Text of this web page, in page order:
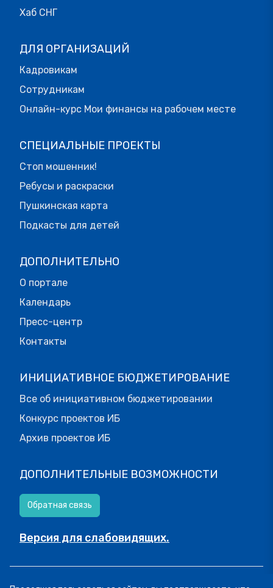
Хаб СНГ
ДЛЯ ОРГАНИЗАЦИЙ
Кадровикам
Сотрудникам
Онлайн-курс Мои финансы на рабочем месте
СПЕЦИАЛЬНЫЕ ПРОЕКТЫ
Стоп мошенник!
Ребусы и раскраски
Пушкинская карта
Подкасты для детей
ДОПОЛНИТЕЛЬНО
О портале
Календарь
Пресс-центр
Контакты
ИНИЦИАТИВНОЕ БЮДЖЕТИРОВАНИЕ
Все об инициативном бюджетировании
Конкурс проектов ИБ
Архив проектов ИБ
ДОПОЛНИТЕЛЬНЫЕ ВОЗМОЖНОСТИ
Обратная связь
Версия для слабовидящих.